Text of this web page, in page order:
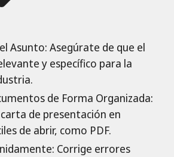
Asunto: Asegúrate de que el
y específico para la
de Forma Organizada:
carta de presentación en
de abrir, como PDF.
Corrige errores